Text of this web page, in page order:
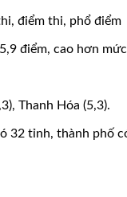
điểm thi, phổ điểm
điểm, cao hơn
Thanh Hóa (5,3).
32 tỉnh, thành